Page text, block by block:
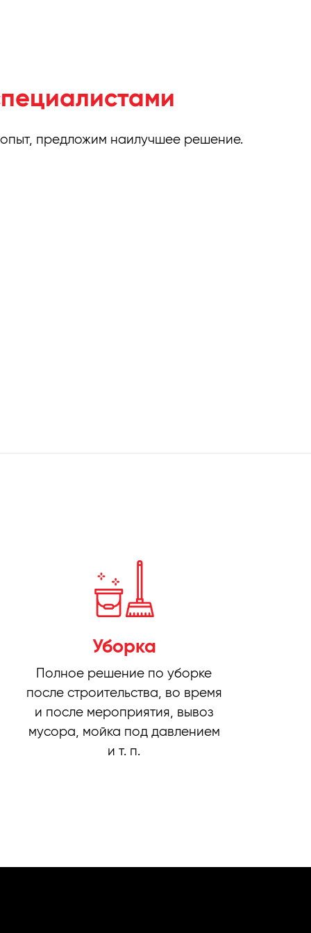
предложим наилучшее решение.
Уборка
Полное решение по уборке
после строительства, во время
и после мероприятия, вывоз
мусора, мойка под давлением
и т. п.